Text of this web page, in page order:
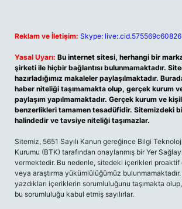
Reklam ve İletişim: Skype:
Yasal Uyarı: Bu internet sitesi, herhangi bir
şirketi ile hiçbir bağlantısı bulunmamaktadır.
hazırladığımız makaleler paylaşılmaktadır.
haber niteliği taşımamakta olup, gerçek kurum
paylaşım yapılmamaktadır. Gerçek kurum ve
benzerlikleri tamamen tesadüfidir. Sitemizdeki
halindedir ve tavsiye niteliği taşımazlar.
Sitemiz, 5651 Sayılı Kanun gereğince Bilgi
Kurumu (BTK) tarafından onaylanmış bir Yer
vermektedir. Bu nedenle, sitedeki içerikleri
veya araştırma yükümlülüğümüz
yazdıkları içeriklerin sorumluluğunu taşımakta
bu sorumluluğu kabul etmiş sayılırlar.